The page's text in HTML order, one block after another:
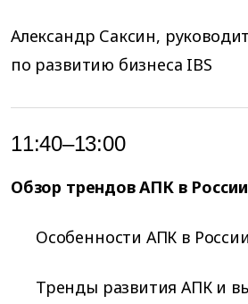
Александр Саксин,
по развитию бизнеса IBS
11:40–13:00
Обзор трендов АПК в
Особенности АПК в
Тренды развития АПК и